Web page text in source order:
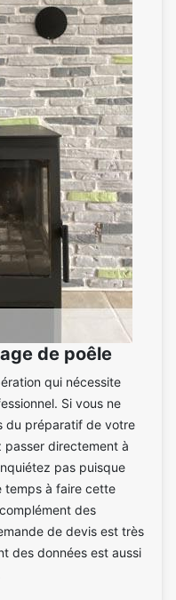
de poêle
qui nécessite
Si vous ne
du préparatif de votre
directement à
pas puisque
temps à faire cette
des
de devis est très
des données est aussi